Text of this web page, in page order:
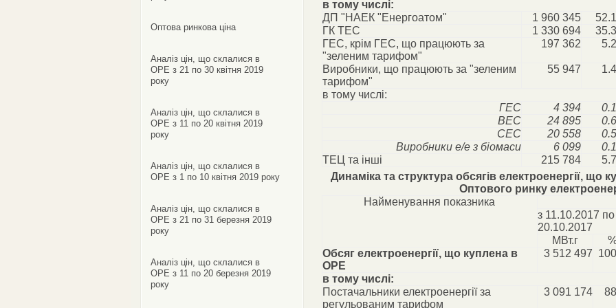
Оптова ринкова ціна
Аналіз цін, що склалися в
ОРЕ з 21 по 30 квітня 2019
року
Аналіз цін, що склалися в
ОРЕ з 11 по 20 квітня 2019
року
Аналіз цін, що склалися в
ОРЕ з 1 по 10 квітня 2019 року
Аналіз цін, що склалися в
ОРЕ з 21 по 31 березня 2019
року
Аналіз цін, що склалися в
ОРЕ з 11 по 20 березня 2019
року
в тому числі:
ДП "НАЕК "Енергоатом"
1 960 345
ГК ТЕС
1 330 694
ГЕС, крім ГЕС, що працюють за
"зеленим тарифом"
197 362
Виробники, що працюють за "зеленим
тарифом"
55 947
в тому числі:
ГЕС
4 394
ВЕС
24 895
СЕС
20 558
Виробники е/е з біомаси
6 099
ТЕЦ та інші
215 784
Динаміка та структура обсягів електроенергії, що
Оптового ринку
Найменування показника
з 11.10.2017 по
20.10.2017
МВт.г
Обсяг електроенергії, що куплена в
ОРЕ
3 512 497
в тому числі:
Постачальники електроенергії за
регульованим тарифом
3 091 174